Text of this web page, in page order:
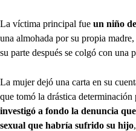
La víctima principal fue un niño
una almohada por su propia madre,
su parte después se colgó con una
La mujer dejó una carta en su
que tomó la drástica determinación
investigó a fondo la denuncia
sexual que habría sufrido su hijo